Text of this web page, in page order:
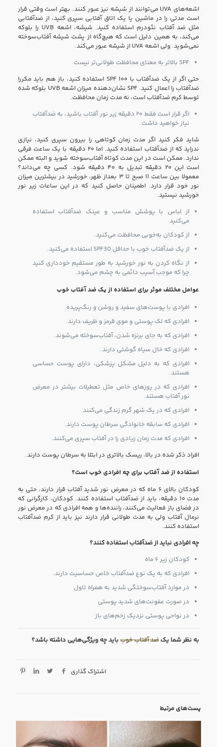
اشعه‌های UVA می‌توانند از شیشه نیز عبور کنند. بهتر است وقتی قرار
است مدتی را در ماشین یا یک اتاق آفتابی سپری کنید، از ضدآفتابی
مثل ضد آفتاب نئودرم استفاده کنید. شیشه، اشعه‌ UVB را بلوکه
می‌کند، به همین دلیل است که هیچ‌گاه از پشت شیشه آفتاب‌سوخته
نمی‌شوید. ولی اشعه‌ UVA از شیشه عبور می‌کند.
SPF بالاتر به معنای محافظت طولانی‌تر نیست.
حتی اگر از یک ضدآفتاب با ۱۰۰ SPF استفاده کنید، باز هم باید مکررا
ضدآفتاب را اعمال کنید. SPF نشان‌دهنده میزان اشعه UVB بلوکه شده
توسط کرم ضدآفتاب است، نه مدت زمان محافظت.
اگر قرار است فقط ۲۰ دقیقه زیر نور آفتاب باشید، به ضدآفتاب
نیاز خواهید داشت.
شاید فکر کنید اگر مدت زمان کوتاهی را بیرون سپری کنید، نیازی
ندراید که از ضدآفتاب استفاده کنید. اما ۲۰ دقیقه با یک ساعت فرقی
ندارد. ممکن است در این مدت کوتاه آفتاب‌سوخته شوید و البته ممکن
است این ۲۰ دقیقه تبدیل به ۴۰ دقیقه شود. کسی چه می‌داند؟
معمولا بین ساعت ۱۱ صبح تا ۳ بعداز ظهر، خورشید در بیشترین میزان
نور خود قرار دارد. اطمینان حاصل کنید که در این ساعات زیر نور
خورشید نیستید.
از لباس با پوشش مناسب و عینک ضدآفتاب استفاده
می‌کنید.
از کودکان به‌خوبی محافظت می‌کنید.
از یک ضدآفتاب خوب با حداقل SPF30 استفاده می‌کنید.
از نگاه کردن به نور خورشید به طور مستقیم خودداری کنید
چرا که موجب آسیب دائمی به چشم می‌شود.
عوامل مختلف موثر برای استفاده از یک ضد آفتاب خوب
افرادی با پوست‌های سفید و روشن و رنگ‌پریده.
افرادی که لک پوستی و موی قرمز و ظریف دارند.
افرادی که به جای برنزه شدن، آفتاب‌سوخته می‌شوند.
افرادی که خال سیاه گوشتی دارند.
افرادی که به دلیل مشکل پزشکی، دارای پوست حساسی
هستند.
افرادی که در روزهای خاص مثل تعطیلات بیشتر در معرض
نور آفتاب هستند.
افرادی که در یک شهر گرم زندگی می‌کنند.
افرادی که سابقه خانوادگی سرطان پوست دارند.
افرادی که مدت زمان زیادی را در آفتاب سپری می‌کنند.
افراد ذکر شده در بالا، ریسک بالاتری در ابتلا به سرطان پوست دارند.
استفاده از ضد آفتاب برای چه افرادی خوب است؟
کودکان بالای ۶ ماه که در معرض نور شدید آفتاب قرار دارند، حتی به
مدت ۱۰ دقیقه، باید از ضدآفتاب استفاده کنند. کودکان، کارگرانی که
در فضای باز فعالیت می‌کنند، راننده‌ها و همه افرادی که در معرض نور
نرمال آفتاب ولی به مدت طولانی قرار دارند نیز باید از کرم ضدآفتاب
استفاده کنند.
چه افرادی نباید از ضدآفتاب استفاده کنند؟
کودکان زیر ۶ ماه
افرادی که به یک نوع ضدآفتاب خاص حساسیت دارند.
در موارد آفتاب‌سوختگی شدید به همراه تاول
در صورت عفونت‌های شدید پوستی
در نواحی پوستی نزدیک زخم‌های باز
به نظر شما یکضد آفتاب خوبباید چه ویژگی‌هایی داشته باشد؟
اشتراک گذاری
پست‌های مرتبط